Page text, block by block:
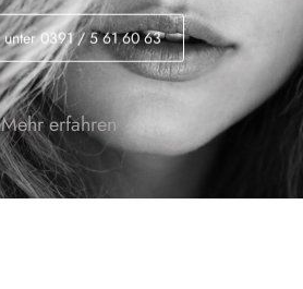
unter0391/5 61 60 63
Mehr erfahren